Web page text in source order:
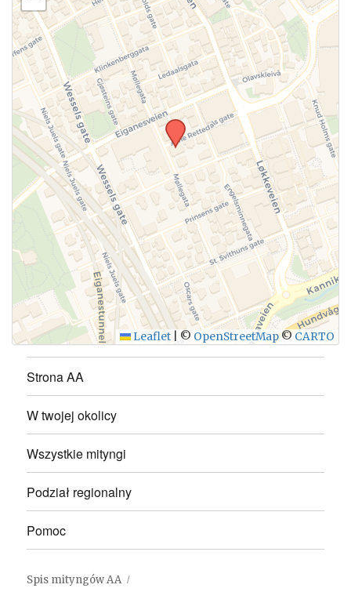
WYŚLIJ
Leaflet © OpenStreetMap © CARTO
Strona AA
W twojej okolicy
Wszystkie mityngi
Podział regionalny
Pomoc
Spis mityngów AA